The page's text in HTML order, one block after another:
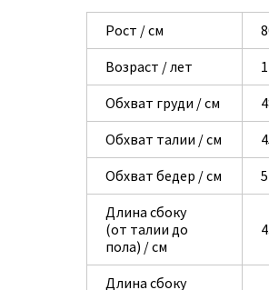
Рост / см
Возраст / лет
Обхват груди / см
Обхват талии / см
Обхват бедер / см
Длина сбоку
(от талии до
пола) / см
Длина сбоку